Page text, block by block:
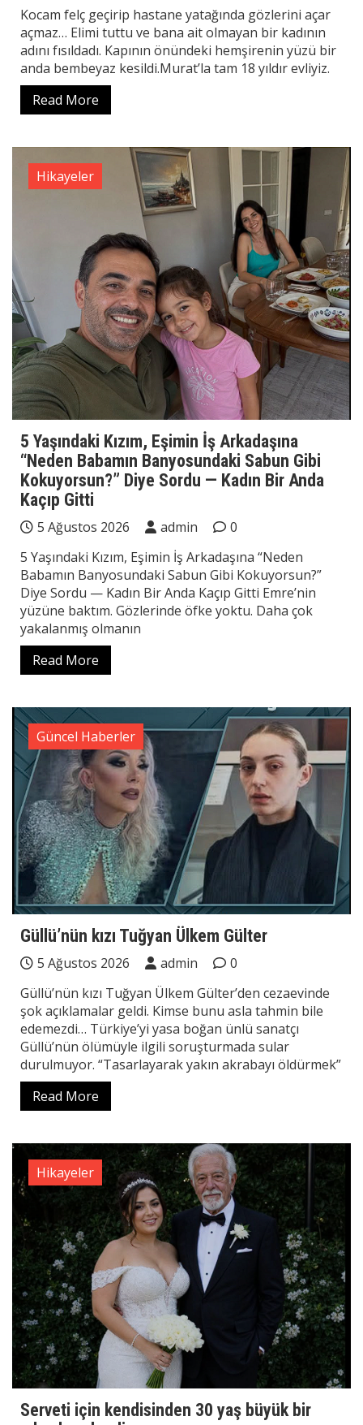
Kocam felç geçirip hastane yatağında gözlerini açar
açmaz… Elimi tuttu ve bana ait olmayan bir kadının
adını fısıldadı. Kapının önündeki hemşirenin yüzü bir
anda bembeyaz kesildi.Murat’la tam 18 yıldır evliyiz.
Read More
Hikayeler
5 Yaşındaki Kızım, Eşimin İş Arkadaşına
“Neden Babamın Banyosundaki Sabun Gibi
Kokuyorsun?” Diye Sordu — Kadın Bir Anda
Kaçıp Gitti
5 Ağustos 2026 admin
0
5 Yaşındaki Kızım, Eşimin İş Arkadaşına “Neden
Babamın Banyosundaki Sabun Gibi Kokuyorsun?”
Diye Sordu — Kadın Bir Anda Kaçıp Gitti Emre’nin
yüzüne baktım. Gözlerinde öfke yoktu. Daha çok
yakalanmış olmanın
Read More
Güncel Haberler
Güllü’nün kızı Tuğyan Ülkem Gülter
5 Ağustos 2026 admin
0
Güllü’nün kızı Tuğyan Ülkem Gülter’den cezaevinde
şok açıklamalar geldi. Kimse bunu asla tahmin bile
edemezdi… Türkiye’yi yasa boğan ünlü sanatçı
Güllü’nün ölümüyle ilgili soruşturmada sular
durulmuyor. “Tasarlayarak yakın akrabayı öldürmek”
Read More
Hikayeler
Serveti için kendisinden 30 yaş büyük bir